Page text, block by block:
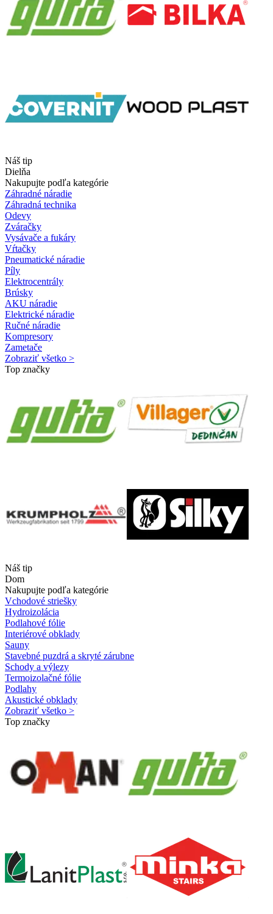
Náš tip
Dielňa
Nakupujte podľa kategórie
Záhradné náradie
Záhradná technika
Odevy
Zváračky
Vysávače a fukáry
Vŕtačky
Pneumatické náradie
Píly
Elektrocentrály
Brúsky
AKU náradie
Elektrické náradie
Ručné náradie
Kompresory
Zametače
Zobraziť všetko >
Top značky
Náš tip
Dom
Nakupujte podľa kategórie
Vchodové striešky
Hydroizolácia
Podlahové fólie
Interiérové obklady
Sauny
Stavebné puzdrá a skryté zárubne
Schody a výlezy
Termoizolačné fólie
Podlahy
Akustické obklady
Zobraziť všetko >
Top značky